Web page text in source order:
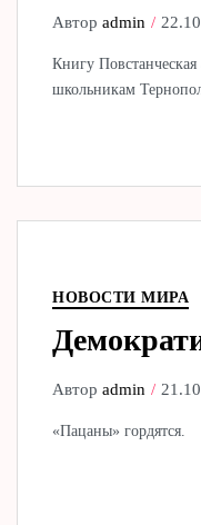
Авторadmin
Книгу Повстанческая
школьникам
НОВОСТИ МИРА
Авторadmin
«Пацаны» гордятся.